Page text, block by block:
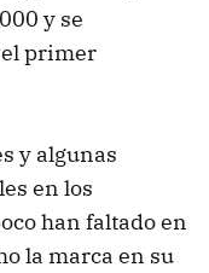
y se
primer
y algunas
en los
han faltado en
la marca en su